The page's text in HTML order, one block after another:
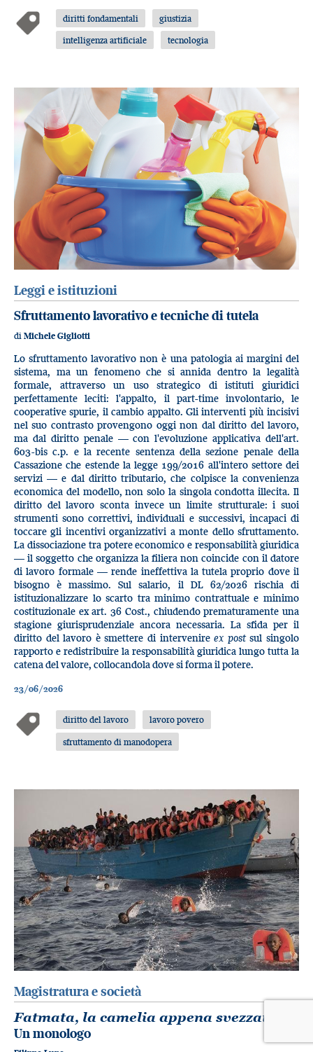
diritti fondamentali
giustizia
intelligenza artificiale
tecnologia
Leggi e istituzioni
Sfruttamento lavorativo e tecniche di tutela
di Michele Gigliotti
Lo sfruttamento lavorativo non è una patologia ai margini del
sistema, ma un fenomeno che si annida dentro la legalità
formale, attraverso un uso strategico di istituti giuridici
perfettamente leciti: l'appalto, il part-time involontario, le
cooperative spurie, il cambio appalto. Gli interventi più incisivi
nel suo contrasto provengono oggi non dal diritto del lavoro,
ma dal diritto penale — con l'evoluzione applicativa dell'art.
603-bis c.p. e la recente sentenza della sezione penale della
Cassazione che estende la legge 199/2016 all'intero settore dei
servizi — e dal diritto tributario, che colpisce la convenienza
economica del modello, non solo la singola condotta illecita. Il
diritto del lavoro sconta invece un limite strutturale: i suoi
strumenti sono correttivi, individuali e successivi, incapaci di
toccare gli incentivi organizzativi a monte dello sfruttamento.
La dissociazione tra potere economico e responsabilità giuridica
— il soggetto che organizza la filiera non coincide con il datore
di lavoro formale — rende ineffettiva la tutela proprio dove il
bisogno è massimo. Sul salario, il DL 62/2026 rischia di
istituzionalizzare lo scarto tra minimo contrattuale e minimo
costituzionale ex art. 36 Cost., chiudendo prematuramente una
stagione giurisprudenziale ancora necessaria. La sfida per il
diritto del lavoro è smettere di intervenireex postsul singolo
rapporto e redistribuire la responsabilità giuridica lungo tutta la
catena del valore, collocandola dove si forma il potere.
23/06/2026
diritto del lavoro
lavoro povero
sfruttamento di manodopera
Magistratura e società
Fatmata, la camelia appena svezzata
Un monologo